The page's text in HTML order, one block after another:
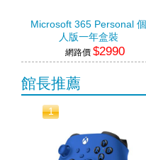
Microsoft 365 Personal 個
人版一年盒裝
網路價 $2990
館長推薦
1